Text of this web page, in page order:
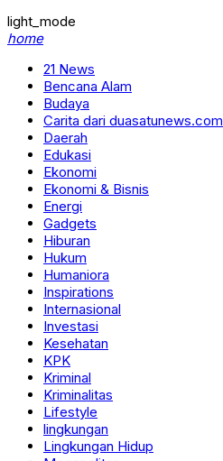
light_mode
home
21 News
Bencana Alam
Budaya
Carita dari duasatunews.com
Daerah
Edukasi
Ekonomi
Ekonomi & Bisnis
Energi
Gadgets
Hiburan
Hukum
Humaniora
Inspirations
Internasional
Investasi
Kesehatan
KPK
Kriminal
Kriminalitas
Lifestyle
lingkungan
Lingkungan Hidup